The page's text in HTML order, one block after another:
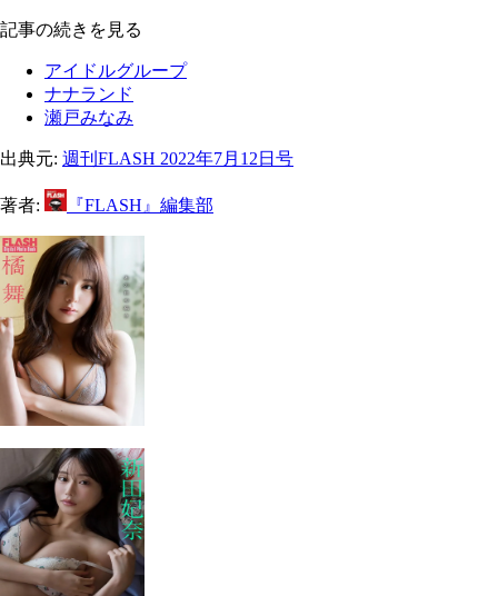
記事の続きを見る
アイドルグループ
ナナランド
瀬戸みなみ
出典元: 週刊FLASH 2022年7月12日号
著者: 『FLASH』編集部